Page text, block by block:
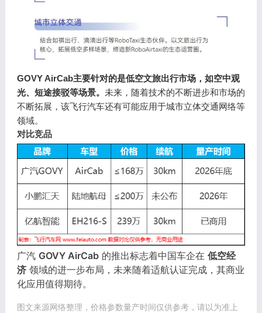
GOVY AirCab主要针对的是低空文旅出行市场，如空中观
光、短途接驳等场景。 未来，随着技术的不断进步和市场的
不断拓展，该飞行汽车还有可能应用于城市立体交通网络等
领域。
对比竞品
广汽 GOVY AirCab的推出标志着中国车企在 低空经
济领域的进一步布局，未来随着适航认证完成，其商业
化应用值得期待。
图文来源网络整理，价格参数量产时间仅供参考，请以为准上